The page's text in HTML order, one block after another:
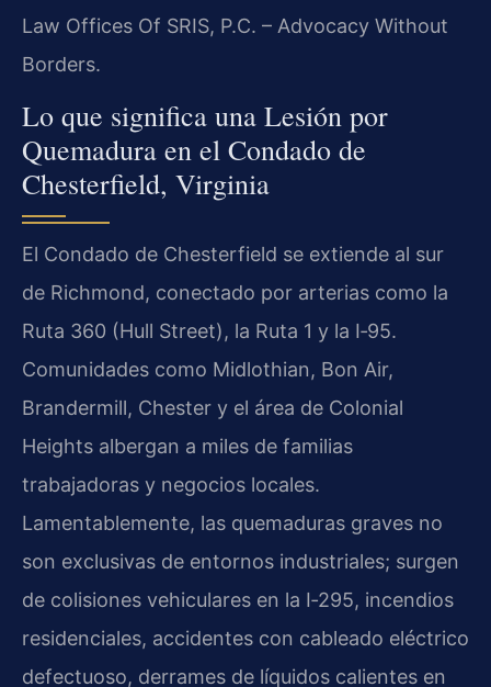
Law Offices Of SRIS, P.C. – Advocacy Without
Borders.
Lo que significa una Lesión por
Quemadura en el Condado de
Chesterfield, Virginia
El Condado de Chesterfield se extiende al sur
de Richmond, conectado por arterias como la
Ruta 360 (Hull Street), la Ruta 1 y la I‑95.
Comunidades como Midlothian, Bon Air,
Brandermill, Chester y el área de Colonial
Heights albergan a miles de familias
trabajadoras y negocios locales.
Lamentablemente, las quemaduras graves no
son exclusivas de entornos industriales; surgen
de colisiones vehiculares en la I‑295, incendios
residenciales, accidentes con cableado eléctrico
defectuoso, derrames de líquidos calientes en